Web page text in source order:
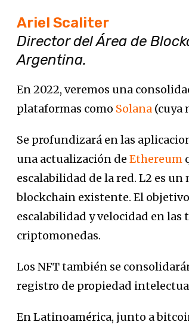
Ariel Scaliter
Director del Área de
Argentina.
En 2022, veremos una
plataformas como Solana (cuya
Se profundizará en las
una actualización deEthereum
escalabilidad de la red. L2 es
blockchain existente. El
escalabilidad y velocidad en las
criptomonedas.
Los NFT también se
registro de propiedad
En Latinoamérica, junto a